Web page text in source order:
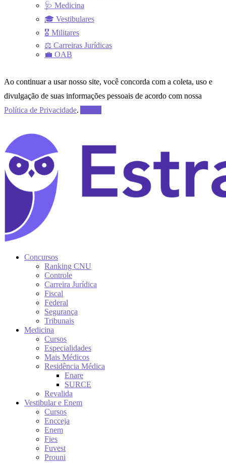
🩺 Medicina
🎓 Vestibulares
🎖 Militares
⚖ Carreiras Jurídicas
💼 OAB
Ao continuar a usar nosso site, você concorda com a coleta, uso e
divulgação de suas informações pessoais de acordo com nossa
Política de Privacidade.
Concursos
Ranking CNU
Controle
Carreira Jurídica
Fiscal
Federal
Segurança
Tribunais
Medicina
Cursos
Especialidades
Mais Médicos
Residência Médica
Enare
SURCE
Revalida
Vestibular e Enem
Cursos
Encceja
Enem
Fies
Fuvest
Prouni